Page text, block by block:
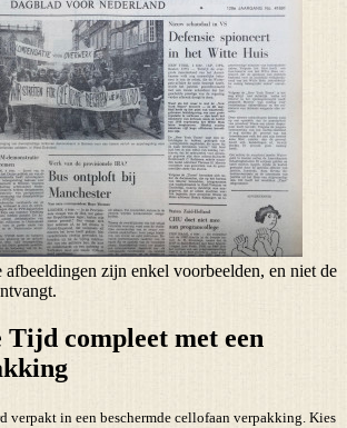
afbeeldingen zijn enkel voorbeelden, en niet de
compleet met een
verpakt in een beschermde cellofaan verpakking. Kies